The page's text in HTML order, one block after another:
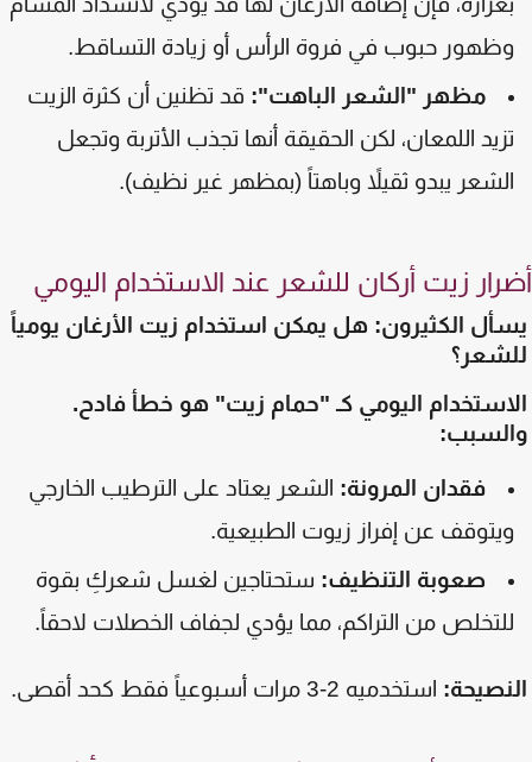
حبوب في فروة الرأس أو زيادة التساقط.
مظهر "الشعر الباهت":قد تظنين أن كثرة الزيت
اللمعان، لكن الحقيقة أنها تجذب الأتربة وتجعل
يبدو ثقيلاً وباهتاً (بمظهر غير نظيف).
زيت أركان للشعر عند الاستخدام اليومي
الكثيرون: هل يمكن استخدام زيت الأرغان يومياً
اليومي كـ "حمام زيت" هو خطأ فادح.
فقدان المرونة:الشعر يعتاد على الترطيب الخارجي
عن إفراز زيوت الطبيعية.
صعوبة التنظيف:ستحتاجين لغسل شعركِ بقوة
من التراكم، مما يؤدي لجفاف الخصلات لاحقاً.
استخدميه 2-3 مرات أسبوعياً فقط كحد أقصى.